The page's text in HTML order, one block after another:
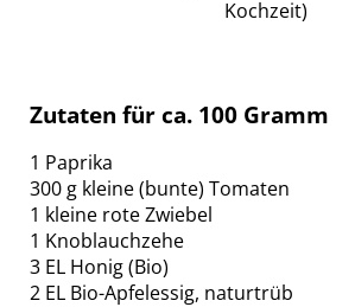
Kochzeit)
Zutaten für ca. 100 Gramm
1 Paprika
300 g kleine (bunte) Tomaten
1 kleine rote Zwiebel
1 Knoblauchzehe
3 EL Honig (Bio)
2 EL Bio-Apfelessig, naturtrüb